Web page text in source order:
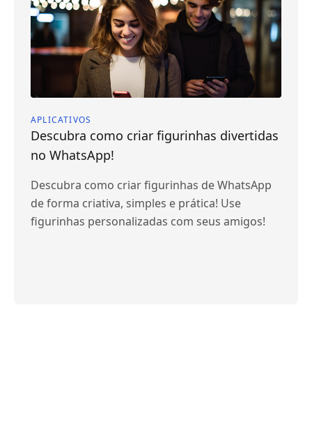
APLICATIVOS
Descubra como criar figurinhas divertidas
no WhatsApp!
Descubra como criar figurinhas de WhatsApp
de forma criativa, simples e prática! Use
figurinhas personalizadas com seus amigos!